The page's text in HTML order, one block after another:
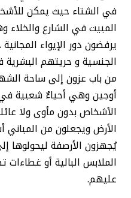
في الشتاء حيث يمكن
المبيت في الشارع
يرفضون دور الإيواء
الجنسية و حريتهم
من باب عزون إلى ساحة
أوجين وهي أحياءٌ شعبية
الأشخاص بدون مأوى ولا
الأرض ويجعلون من
يُجهزون الأرصفة
الملابس البالية أو
عليهم.